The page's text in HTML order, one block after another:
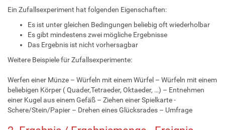
Ein Zufallsexperiment hat folgenden Eigenschaften:
Es ist unter gleichen Bedingungen beliebig oft wiederholbar
Es gibt mindestens zwei mögliche Ergebnisse
Das Ergebnis ist nicht vorhersagbar
Weitere Beispiele für Zufallsexperimente:
Werfen einer Münze – Würfeln mit einem Würfel – Würfeln mit einem
beliebigen Körper ( Quader,Tetraeder, Oktaeder, …) – Entnehmen
einer Kugel aus einem Gefäß – Ziehen einer Spielkarte -
Schere/Stein/Papier – Drehen eines Glücksrades – Umfrage